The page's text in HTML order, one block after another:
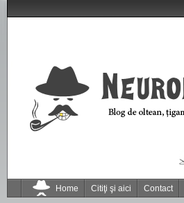
Home Citiţi şi aici Contact